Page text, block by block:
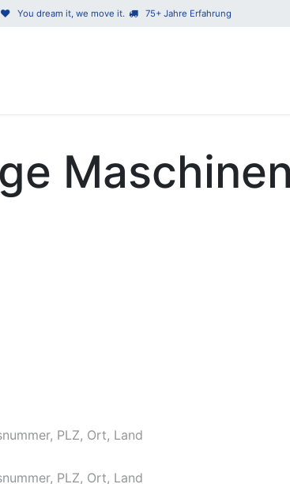
You dream it, we move it. 75+ Jahre Erfahrung​